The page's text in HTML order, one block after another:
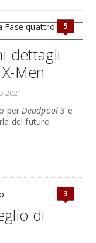
5
dettagli
Men
2021
perDeadpool 3 e
del futuro
3
di